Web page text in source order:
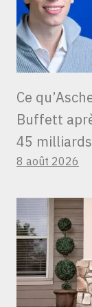
Ce
Buffett
45
8 août 2026